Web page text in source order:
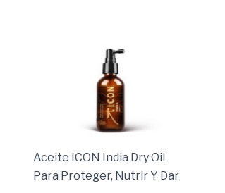
Aceite ICON India Dry Oil
Para Proteger, Nutrir Y Dar